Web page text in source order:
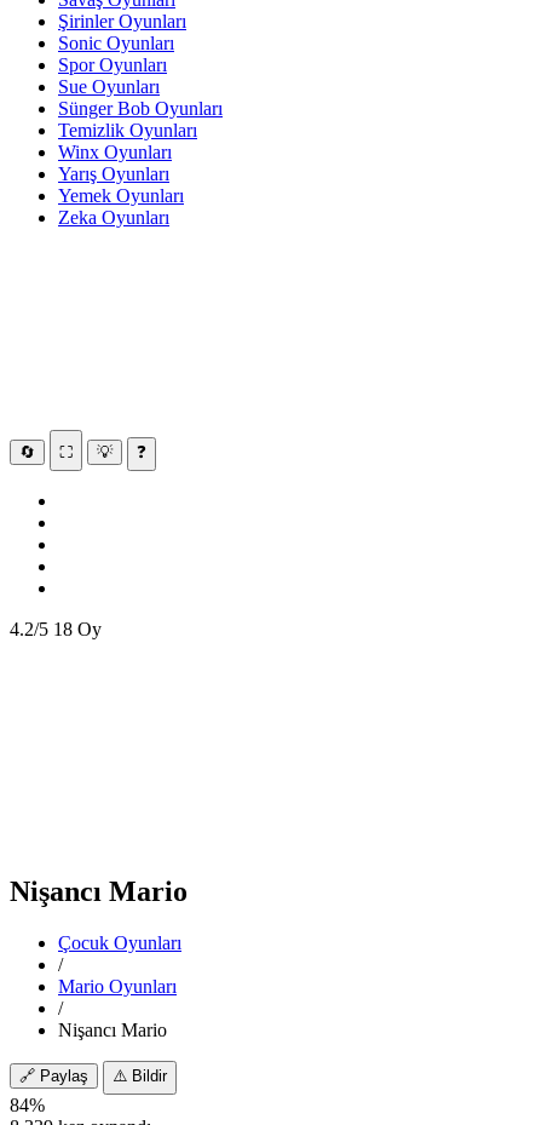
Şirinler Oyunları
Sonic Oyunları
Spor Oyunları
Sue Oyunları
Sünger Bob Oyunları
Temizlik Oyunları
Winx Oyunları
Yarış Oyunları
Yemek Oyunları
Zeka Oyunları
🔄 ⛶ 💡 ❓
4.2/5 18 Oy
Nişancı Mario
Çocuk Oyunları
/
Mario Oyunları
/
Nişancı Mario
🔗 Paylaş ⚠️ Bildir
84%